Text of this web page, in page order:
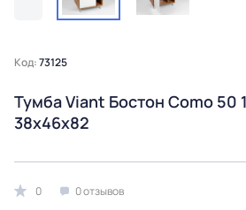
Код:73125
Тумба Viant Бостон Como 50
38х46х82
0 0 отзывов